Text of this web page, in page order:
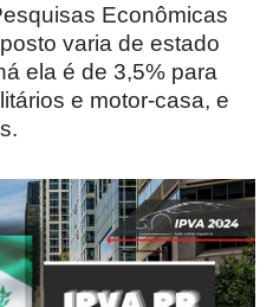
Econômicas
varia de estado
ela é de 3,5% para
e motor-casa, e